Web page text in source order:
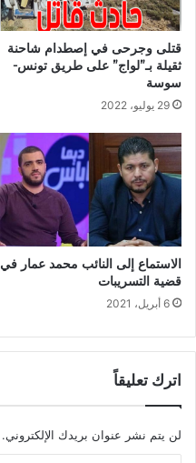
قتلى وجرحى في إصطدام شاحنة
ثقيلة بـ”لواج” على طريق تونس-
سوسة
29 يوليو، 2022
الاستماع إلى النائب محمد عمار في
قضية التسريبات
6 أبريل، 2021
اترك تعليقاً
لن يتم نشر عنوان بريدك الإلكتروني.